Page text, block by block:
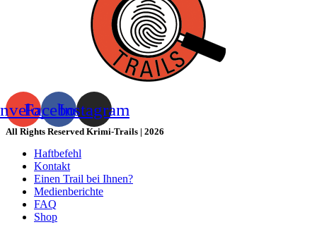
FacebookInstagram
All Rights Reserved Krimi-Trails | 2026
Haftbefehl
Kontakt
Einen Trail bei Ihnen?
Medienberichte
FAQ
Shop